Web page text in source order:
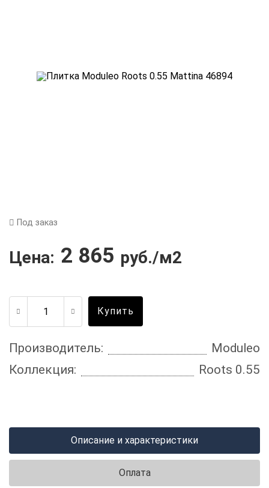
Под заказ
Цена: 2 865 руб./м2
Купить
Производитель:
Moduleo
Коллекция:
Roots 0.55
Описание и характеристики
Оплата